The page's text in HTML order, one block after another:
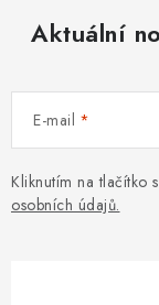
Aktuální
E-mail
Kliknutím na tlačítko
osobních údajů.